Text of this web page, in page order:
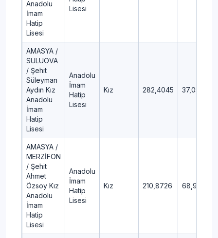
Anadolu
İmam
Hatip
Lisesi
Lisesi
AMASYA /
SULUOVA
/ Şehit
Süleyman
Aydın Kız
Anadolu
İmam
Hatip
Lisesi
Anadolu
İmam
Hatip
Lisesi
Kız 282,4045 37,05
AMASYA /
MERZİFON
/ Şehit
Ahmet
Özsoy Kız
Anadolu
İmam
Hatip
Lisesi
Anadolu
İmam
Hatip
Lisesi
Kız 210,8726 68,91